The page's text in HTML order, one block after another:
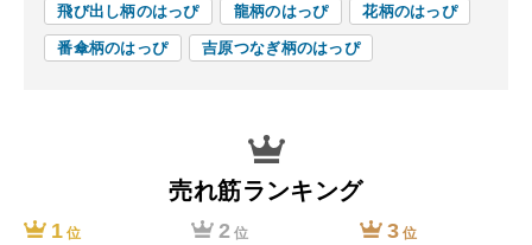
飛び出し柄のはっぴ 龍柄のはっぴ 花柄のはっぴ
番傘柄のはっぴ 吉原つなぎ柄のはっぴ
売れ筋ランキング
1位 2 位 3位